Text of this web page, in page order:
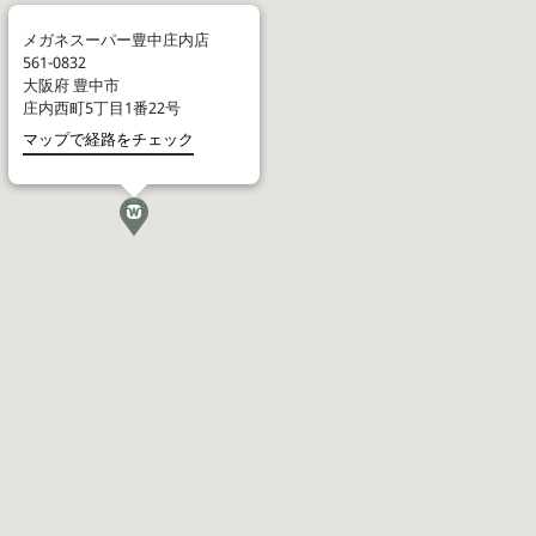
メガネスーパー豊中庄内店
561-0832
大阪府 豊中市
庄内西町5丁目1番22号
マップで経路をチェック